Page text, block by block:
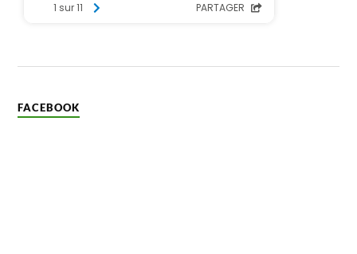
FACEBOOK